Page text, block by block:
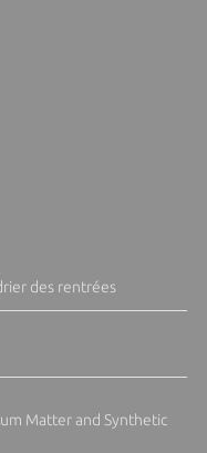
des rentrées
Matter and Synthetic